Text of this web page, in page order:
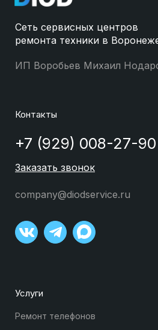
Сеть сервисных центров
ремонта техники в
ИП Воробьев Михаил
Контакты
+7 (929) 008-27-90
Заказать звонок
company@diodservice.ru
Услуги
Ремонт телефонов